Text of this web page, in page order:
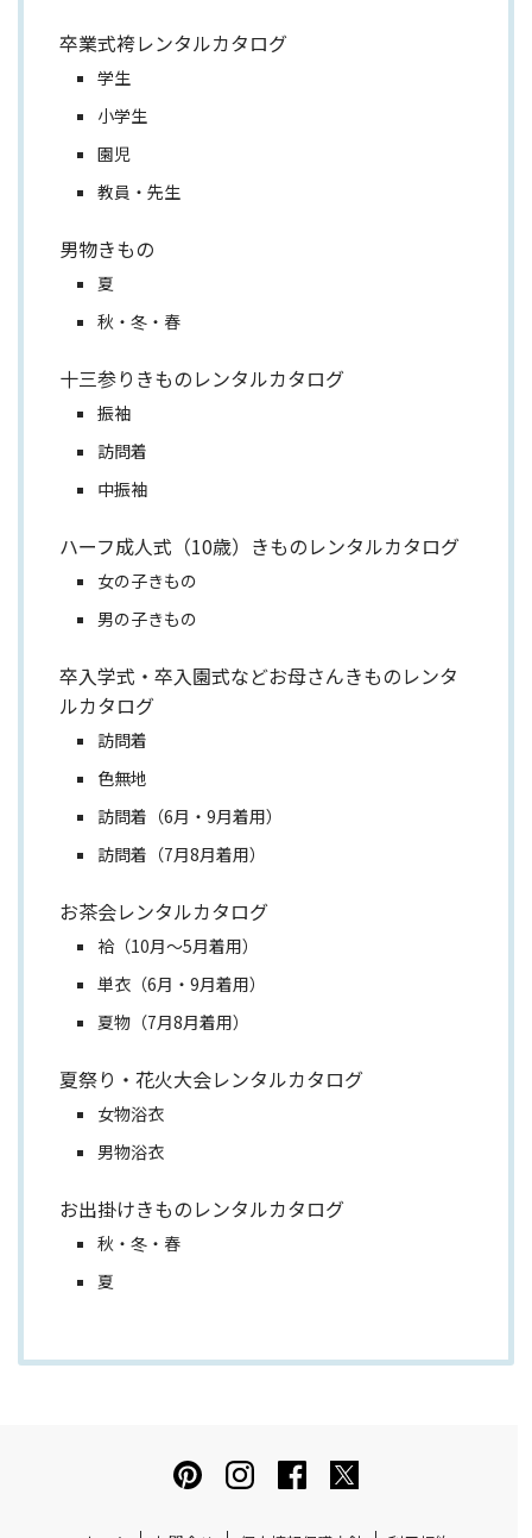
卒業式袴レンタルカタログ
学生
小学生
園児
教員・先生
男物きもの
夏
秋・冬・春
十三参りきものレンタルカタログ
振袖
訪問着
中振袖
ハーフ成人式（10歳）きものレンタルカタログ
女の子きもの
男の子きもの
卒入学式・卒入園式などお母さんきものレンタ
ルカタログ
訪問着
色無地
訪問着（6月・9月着用）
訪問着（7月8月着用）
お茶会レンタルカタログ
袷（10月～5月着用）
単衣（6月・9月着用）
夏物（7月8月着用）
夏祭り・花火大会レンタルカタログ
女物浴衣
男物浴衣
お出掛けきものレンタルカタログ
秋・冬・春
夏